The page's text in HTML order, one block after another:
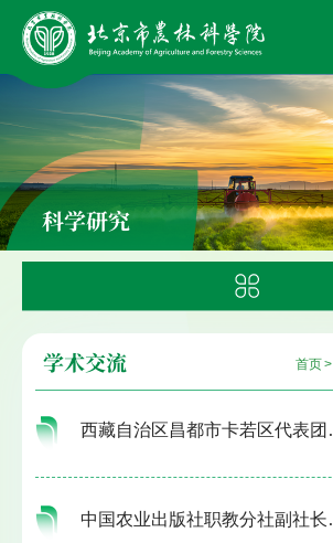
科学研究
首页>
学术交流
西藏自治区昌都市卡若区代表团到信息中心天津基地参观交流
中国农业出版社职教分社副社长许艳玲一行到小汤山基地参观